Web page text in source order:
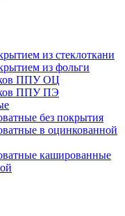
из стеклоткани
из фольги
ППУ ОЦ
ППУ ПЭ
без покрытия
в оцинкованной
кашированные